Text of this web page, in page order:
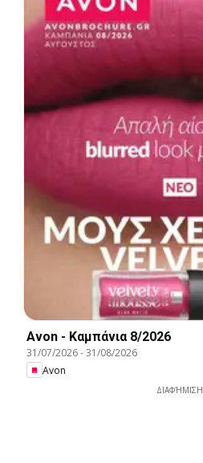
Avon - Καμπάνια 8/2026
31/07/2026-31/08/2026
Avon
ΔΙΑΦΉΜΙΣΗ